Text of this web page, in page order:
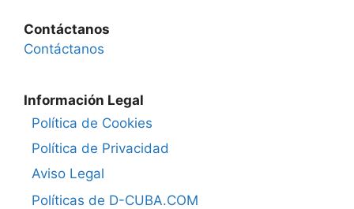
Contáctanos
Contáctanos
Información Legal
Política de Cookies
Política de Privacidad
Aviso Legal
Políticas de D-CUBA.COM